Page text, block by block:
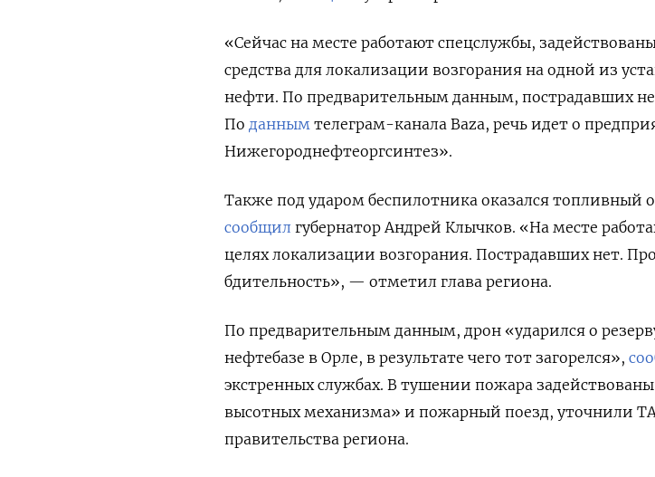
«Сейчас на месте работают спецслужбы,
средства для локализации возгорания на одной из
нефти. По предварительным данным, пострадавших
По данным телеграм-канала Baza, речь идет о
Нижегороднефтеоргсинтез».
Также под ударом беспилотника оказался топливный
сообщил губернатор Андрей Клычков. «На месте
целях локализации возгорания. Пострадавших нет.
бдительность», — отметил глава региона.
По предварительным данным, дрон «ударился о
нефтебазе в Орле, в результате чего тот загорелся»,
экстренных службах. В тушении пожара
высотных механизма» и пожарный поезд, уточнили
правительства региона.